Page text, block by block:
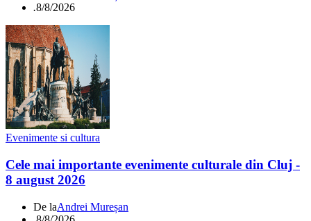
.8/8/2026
Evenimente si cultura
Cele mai importante evenimente culturale din Cluj -
8 august 2026
De laAndrei Mureșan